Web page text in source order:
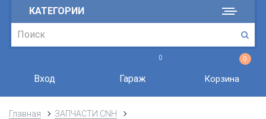
КАТЕГОРИИ
Вход
0
Гараж
0
Корзина
Главная
ЗАПЧАСТИ CNH